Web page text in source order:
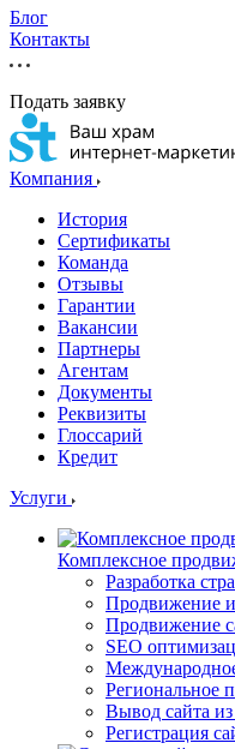
Блог
Контакты
Подать заявку
Компания
История
Сертификаты
Команда
Отзывы
Гарантии
Вакансии
Партнеры
Агентам
Документы
Реквизиты
Глоссарий
Кредит
Услуги
Комплексное
Разработка
Продвижение
Продвижение
SEO
Региональное
Вывод сайта
Регистрация